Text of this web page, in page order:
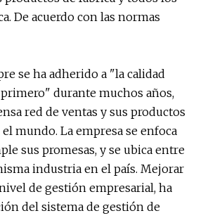
De acuerdo con las normas
se ha adherido a "la calidad
durante muchos años,
red de ventas y sus productos
mundo. La empresa se enfoca
sus promesas, y se ubica entre
industria en el país. Mejorar
de gestión empresarial, ha
del sistema de gestión de